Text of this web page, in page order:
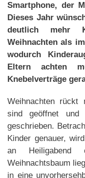
Smartphone, der
Dieses Jahr
deutlich mehr
Weihnachten als
wodurch
Eltern achten
Knebelverträge
Weihnachten rückt
sind geöffnet und
geschrieben.
Kinder genauer,
an Heiligabend
Weihnachtsbaum
in eine